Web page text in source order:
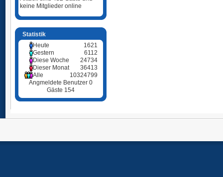
keine Mitglieder online
Statistik
Heute
1621
Gestern
6112
Diese Woche
24734
Dieser Monat
36413
Alle
10324799
Angmeldete Benutzer 0
Gäste 154